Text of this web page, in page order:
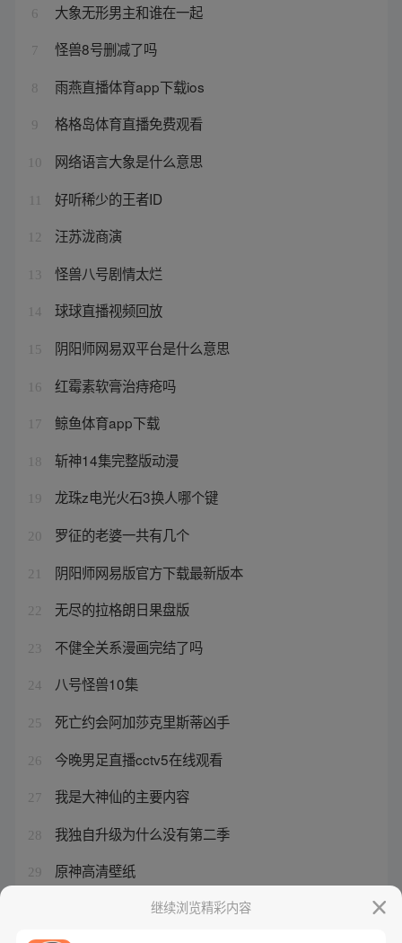
6 大象无形男主和谁在一起
7 怪兽8号删减了吗
8 雨燕直播体育app下载ios
9 格格岛体育直播免费观看
10 网络语言大象是什么意思
好听稀少的王者ID
12 汪苏泷商演
13 怪兽八号剧情太烂
14 球球直播视频回放
15 阴阳师网易双平台是什么意思
16 红霉素软膏治痔疮吗
17 鲸鱼体育app下载
18 斩神14集完整版动漫
19 龙珠z电光火石3换人哪个键
20 罗征的老婆一共有几个
21 阴阳师网易版官方下载最新版本
22 无尽的拉格朗日果盘版
23 不健全关系漫画完结了吗
24 八号怪兽10集
25 死亡约会阿加莎克里斯蒂凶手
26 今晚男足直播cctv5在线观看
27 我是大神仙的主要内容
28 我独自升级为什么没有第二季
29 原神高清壁纸
我是满级新手升级漫画继续浏览精彩内容